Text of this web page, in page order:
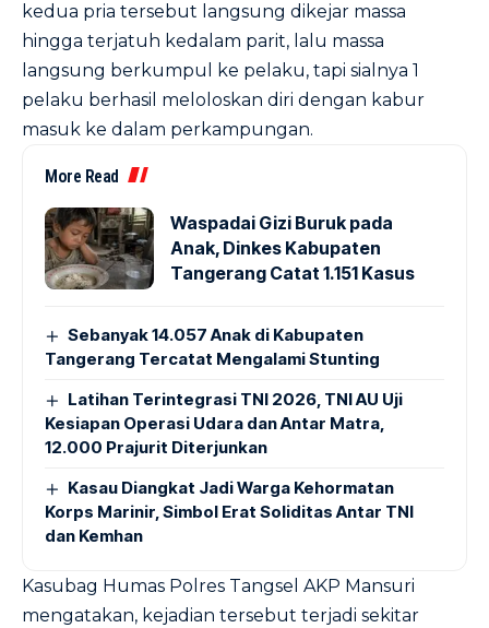
kedua pria tersebut langsung dikejar massa
hingga terjatuh kedalam parit, lalu massa
langsung berkumpul ke pelaku, tapi sialnya 1
pelaku berhasil meloloskan diri dengan kabur
masuk ke dalam perkampungan.
More Read
Waspadai Gizi Buruk pada
Anak, Dinkes Kabupaten
Tangerang Catat 1.151 Kasus
Sebanyak 14.057 Anak di Kabupaten
Tangerang Tercatat Mengalami Stunting
Latihan Terintegrasi TNI 2026, TNI AU Uji
Kesiapan Operasi Udara dan Antar Matra,
12.000 Prajurit Diterjunkan
Kasau Diangkat Jadi Warga Kehormatan
Korps Marinir, Simbol Erat Soliditas Antar TNI
dan Kemhan
Kasubag Humas Polres Tangsel AKP Mansuri
mengatakan, kejadian tersebut terjadi sekitar